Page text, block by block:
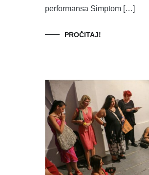
performansa Simptom […]
PROČITAJ!